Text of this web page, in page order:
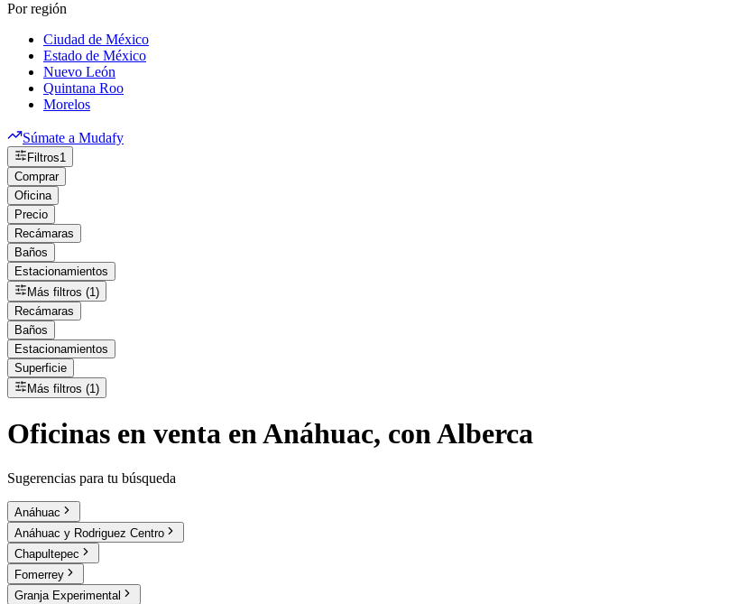
Por región
Ciudad de México
Estado de México
Nuevo León
Quintana Roo
Morelos
Súmate a Mudafy
Filtros1
Comprar
Oficina
Precio
Recámaras
Baños
Estacionamientos
Más filtros (1)
Recámaras
Baños
Estacionamientos
Superficie
Más filtros (1)
Oficinas en venta en Anáhuac, con Alberca
Sugerencias para tu búsqueda
Anáhuac
Anáhuac y Rodriguez Centro
Chapultepec
Fomerrey
Granja Experimental